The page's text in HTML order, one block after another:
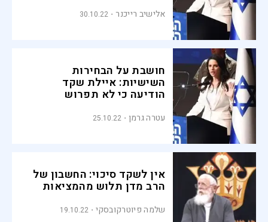
אלישיב רייכנר 30.10.22
חושבת על הבחירות
השישיות: איילת שקד
הודיעה כי לא תפרוש
עטרה גרמן 25.10.22
אין לשקד סיכוי: החשבון של
הרב מדן תלוש מהמציאות
שלמה פיוטרקובסקי 19.10.22